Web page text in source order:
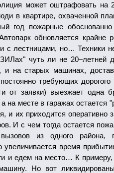
может оштрафовать на
в квартире, охваченной
год пожарные
обновляется
с лестницами, но… Техники
чуть ли не 20–летней
и на старых машинах,
требующих
от заявки) выезжает одна
на месте в гаражах остается
и их приходится оперативно
И с чем тогда остается
вызовов из одного района,
увеличивается время
и едем на место… К примеру,
Но вот